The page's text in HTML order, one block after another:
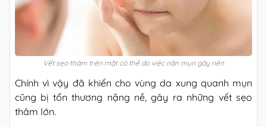
Vết sẹo thâm trên mặt có thể do việc nặn mụn gây nên
Chính vì vậy đã khiến cho vùng da xung quanh mụn
cũng bị tổn thương nặng nề, gây ra những vết sẹo
thâm lớn.